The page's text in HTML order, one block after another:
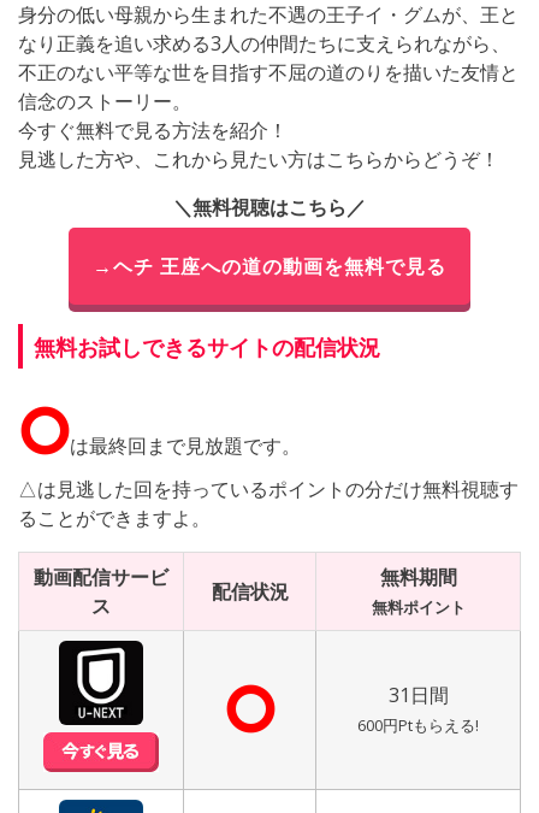
身分の低い母親から生まれた不遇の王子イ・グムが、王と
なり正義を追い求める3人の仲間たちに支えられながら、
不正のない平等な世を目指す不屈の道のりを描いた友情と
信念のストーリー。
今すぐ無料で見る方法を紹介！
見逃した方や、これから見たい方はこちらからどうぞ！
＼無料視聴はこちら／
→ヘチ 王座への道の動画を無料で見る
無料お試しできるサイトの配信状況
⭘は最終回まで見放題です。
△は見逃した回を持っているポイントの分だけ無料視聴す
ることができますよ。
動画配信サービ
ス
配信状況
無料期間
無料ポイント
⭘ 31日間
600円Ptもらえる!